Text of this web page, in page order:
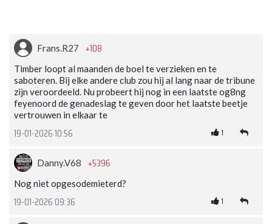
Frans.R27 +108
Timber loopt al maanden de boel te verzieken en te
saboteren. Bij elke andere club zou hij al lang naar de tribune
zijn veroordeeld. Nu probeert hij nog in een laatste og8ng
feyenoord de genadeslag te geven door het laatste beetje
vertrouwen in elkaar te
19-01-2026 10:56 1
Danny.V68 +5396
Nog niet opgesodemieterd?
19-01-2026 09:36 1